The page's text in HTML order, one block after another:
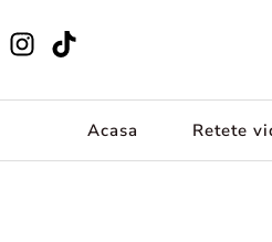
Acasa Retete